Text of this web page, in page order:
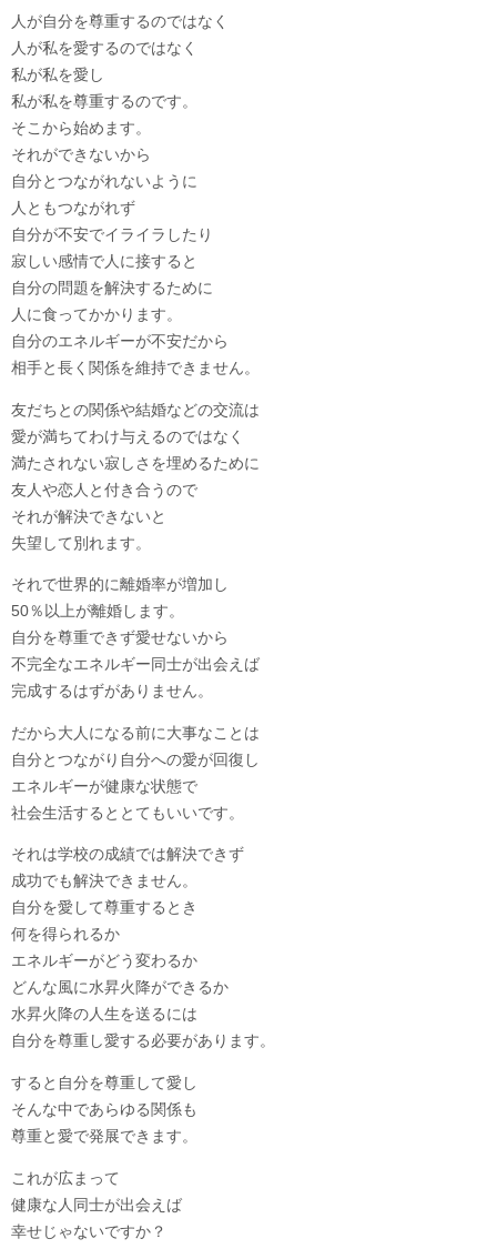
人が自分を尊重するのではなく
人が私を愛するのではなく
私が私を愛し
私が私を尊重するのです。
そこから始めます。
それができないから
自分とつながれないように
人ともつながれず
自分が不安でイライラしたり
寂しい感情で人に接すると
自分の問題を解決するために
人に食ってかかります。
自分のエネルギーが不安だから
相手と長く関係を維持できません。
友だちとの関係や結婚などの交流は
愛が満ちてわけ与えるのではなく
満たされない寂しさを埋めるために
友人や恋人と付き合うので
それが解決できないと
失望して別れます。
それで世界的に離婚率が増加し
50％以上が離婚します。
自分を尊重できず愛せないから
不完全なエネルギー同士が出会えば
完成するはずがありません。
だから大人になる前に大事なことは
自分とつながり自分への愛が回復し
エネルギーが健康な状態で
社会生活するととてもいいです。
それは学校の成績では解決できず
成功でも解決できません。
自分を愛して尊重するとき
何を得られるか
エネルギーがどう変わるか
どんな風に水昇火降ができるか
水昇火降の人生を送るには
自分を尊重し愛する必要があります。
すると自分を尊重して愛し
そんな中であらゆる関係も
尊重と愛で発展できます。
これが広まって
健康な人同士が出会えば
幸せじゃないですか？